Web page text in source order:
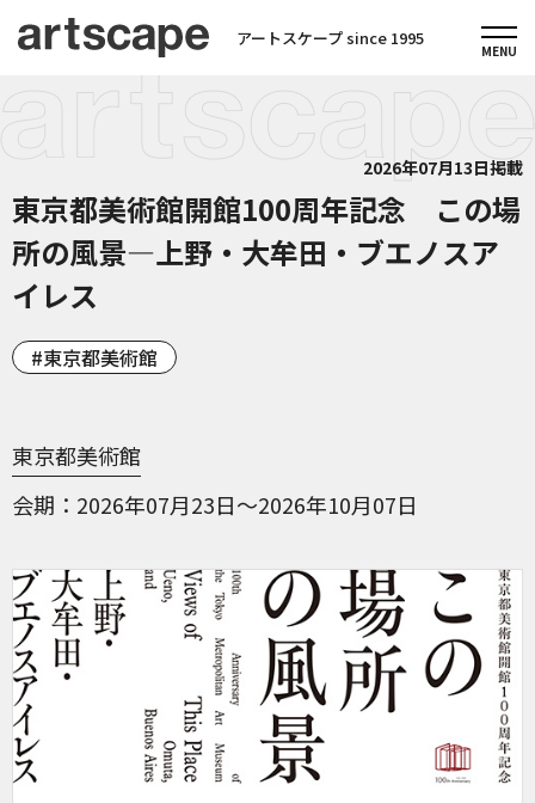
アートスケープ since 1995
2026年07月13日掲載
東京都美術館開館100周年記念 この場
所の風景―上野・大牟田・ブエノスア
イレス
東京都美術館
東京都美術館
会期
2026年07月23日～2026年10月07日